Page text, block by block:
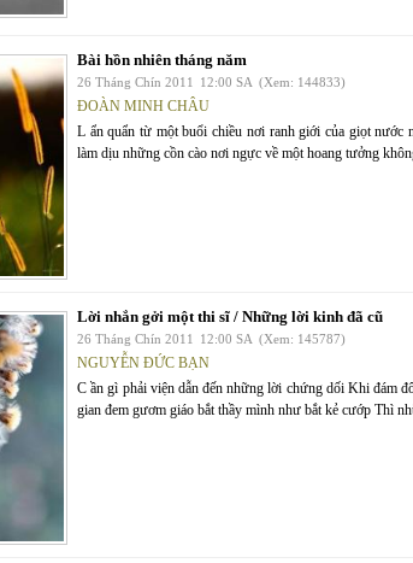
Bài hồn nhiên tháng năm
26 Tháng Chín 2011 12:00 SA (Xem: 144833)
ĐOÀN MINH CHÂU
L ẩn quẩn từ một buổi chiều nơi ranh giới của giọt nước
làm dịu những cồn cào nơi ngực về một hoang tưởng
Lời nhắn gởi một thi sĩ / Những lời kinh đã cũ
26 Tháng Chín 2011 12:00 SA (Xem: 145787)
NGUYỄN ĐỨC BẠN
C ần gì phải viện dẫn đến những lời chứng dối Khi đám
gian đem gươm giáo bắt thầy mình như bắt kẻ cướp Thì